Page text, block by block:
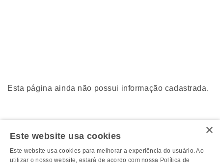
Esta página ainda não possui informação cadastrada.
×
Este website usa cookies
Este website usa cookies para melhorar a experiência do usuário. Ao
utilizar o nosso website, estará de acordo com nossa Política de